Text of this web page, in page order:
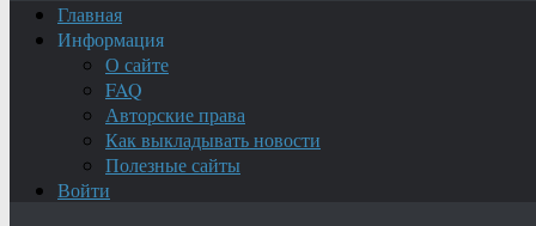
Главная
Информация
О сайте
FAQ
Авторские права
Как выкладывать новости
Полезные сайты
Войти